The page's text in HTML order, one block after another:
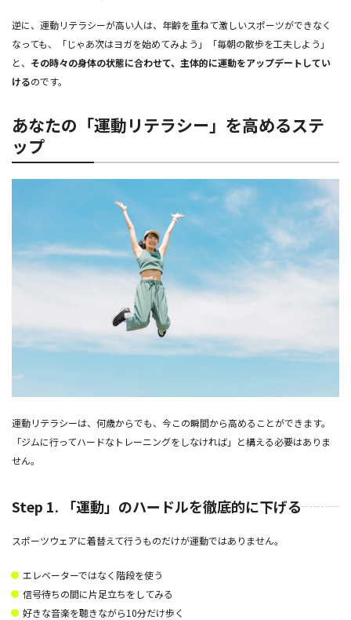
逆に、運動リテラシーが高い人は、年齢を重ねて激しいスポーツができなく
なっても、「じゃあ次はヨガを始めてみよう」「毎朝の散歩を工夫しよう」
と、 その時々の身体の状態に合わせて、主体的に運動をアップデートしてい
けるのです。
あなたの「運動リテラシー」を高めるステ
ップ
運動リテラシーは、何歳からでも、今この瞬間から高めることができます。
「ジムに行ってハードなトレーニングをしなければ」と構える必要はありま
せん。
Step 1. 「運動」のハードルを徹底的に下げる
スポーツウェアに着替えて行うものだけが運動ではありません。
エレベーターではなく階段を使う
信号待ちの間に片足立ちをしてみる
好きな音楽を聴きながら10分だけ歩く